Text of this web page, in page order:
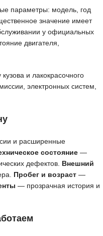
параметры: модель, год
значение имеет
у официальных
двигателя,
и лакокрасочного
электронных систем,
и расширенные
состояние —
дефектов. Внешний
Пробег и возраст —
— прозрачная история и